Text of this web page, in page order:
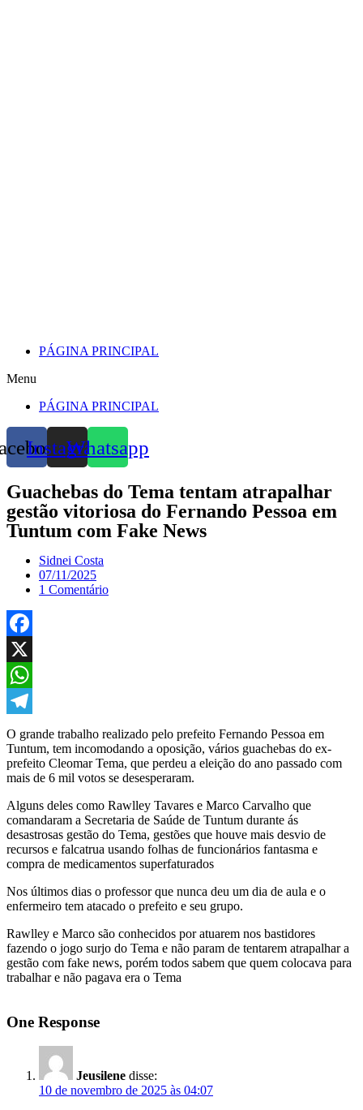
PÁGINA PRINCIPAL
Menu
PÁGINA PRINCIPAL
InstagramWhatsapp
Guachebas do Tema tentam atrapalhar
gestão vitoriosa do Fernando Pessoa em
Tuntum com Fake News
Sidnei Costa
07/11/2025
1 Comentário
Facebook
X
WhatsApp
Telegram
O grande trabalho realizado pelo prefeito Fernando Pessoa em
Tuntum, tem incomodando a oposição, vários guachebas do ex-
prefeito Cleomar Tema, que perdeu a eleição do ano passado com
mais de 6 mil votos se desesperaram.
Alguns deles como Rawlley Tavares e Marco Carvalho que
comandaram a Secretaria de Saúde de Tuntum durante ás
desastrosas gestão do Tema, gestões que houve mais desvio de
recursos e falcatrua usando folhas de funcionários fantasma e
compra de medicamentos superfaturados
Nos últimos dias o professor que nunca deu um dia de aula e o
enfermeiro tem atacado o prefeito e seu grupo.
Rawlley e Marco são conhecidos por atuarem nos bastidores
fazendo o jogo surjo do Tema e não param de tentarem atrapalhar a
gestão com fake news, porém todos sabem que quem colocava para
trabalhar e não pagava era o Tema
One Response
Jeusilene disse:
10 de novembro de 2025 às 04:07